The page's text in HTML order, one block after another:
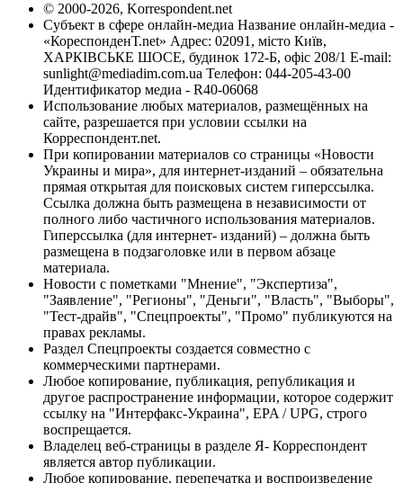
© 2000-2026, Korrespondent.net
Субъект в сфере онлайн-медиа Название онлайн-медиа -
«КореспонденТ.net» Адрес: 02091, місто Київ,
ХАРКІВСЬКЕ ШОСЕ, будинок 172-Б, офіс 208/1 E-mail:
sunlight@mediadim.com.ua Телефон: 044-205-43-00
Идентификатор медиа - R40-06068
Использование любых материалов, размещённых на
сайте, разрешается при условии ссылки на
Корреспондент.net.
При копировании материалов со страницы «Новости
Украины и мира», для интернет-изданий – обязательна
прямая открытая для поисковых систем гиперссылка.
Ссылка должна быть размещена в независимости от
полного либо частичного использования материалов.
Гиперссылка (для интернет- изданий) – должна быть
размещена в подзаголовке или в первом абзаце
материала.
Новости с пометками "Мнение", "Экспертиза",
"Заявление", "Регионы", "Деньги", "Власть", "Выборы",
"Тест-драйв", "Спецпроекты", "Промо" публикуются на
правах рекламы.
Раздел Спецпроекты создается совместно с
коммерческими партнерами.
Любое копирование, публикация, републикация и
другое распространение информации, которое содержит
ссылку на "Интерфакс-Украина", EPA / UPG, строго
воспрещается.
Владелец веб-страницы в разделе Я- Корреспондент
является автор публикации.
Любое копирование, перепечатка и воспроизведение